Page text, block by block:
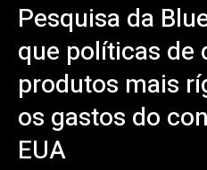
Pesquisa da
que políticas de
produtos mais
os gastos do
EUA